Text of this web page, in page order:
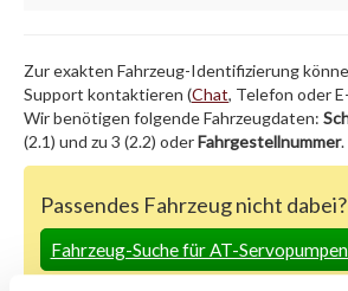
Zur exakten Fahrzeug-Identifizierung
Support kontaktieren (Chat, Telefon oder
Wir benötigen folgende Fahrzeugdaten:
(2.1) und zu 3 (2.2) oderFahrgestellnummer.
Passendes Fahrzeug nicht dabei?
Fahrzeug-Suche für AT-Servopumpen